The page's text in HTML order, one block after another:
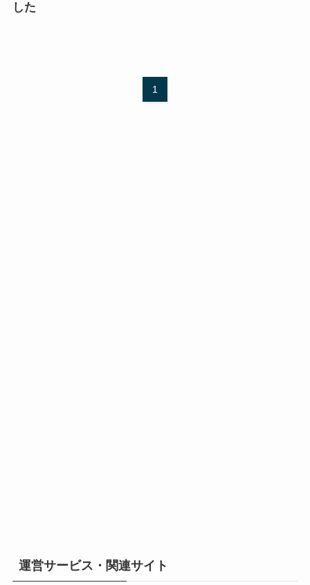
した
1
運営サービス・関連サイト